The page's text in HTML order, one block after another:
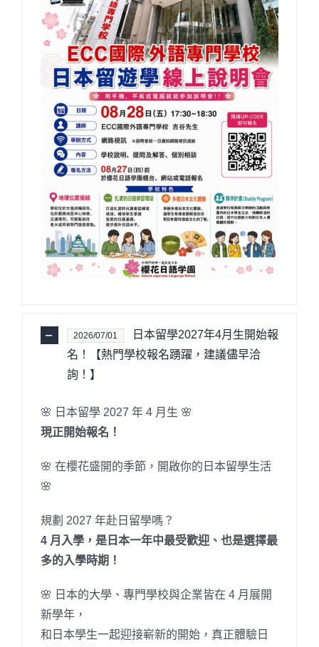
2026/07/01
日本留學2027年4月生開始報
名！【熱門學校報名踴躍，建議儘早洽
詢！】
🌸 日本留學 2027 年 4 月生 🌸
現正開始報名！
🌸 在櫻花盛開的季節，開啟你的日本留學生活
🌸
規劃 2027 年赴日留學嗎？
4 月入學，是日本一年中最受歡迎、也是選擇最
多的入學時期！
🌸 日本的大學、專門學校與企業皆在 4 月展開
新學年，
和日本學生一起迎接嶄新的開始，真正體驗日